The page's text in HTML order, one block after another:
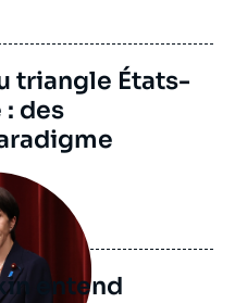
triangle États-
: des
entend